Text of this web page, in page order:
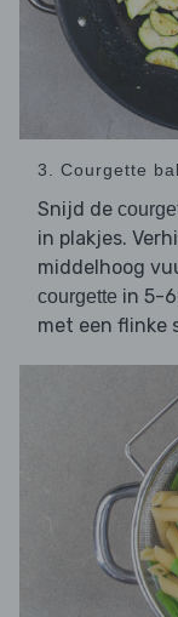
3. Courgette
Snijd de
in plakjes.
middelhoog
courgette in 5-
met een flinke